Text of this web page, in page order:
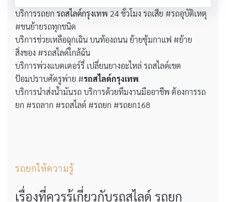
บริการรถยก รถสไลด์กรุงเทพ 24 ชั่วโมง รถเสีย #รถอุบัติเหตุ
#ขนย้ายรถทุกชนิด
บริการช่วยเหลือฉุกเฉิน บนท้องถนน ย้ายซุ้มกาแฟ #ย้าย
สิ่งของ #รถสไลด์ใกล้ฉัน
บริการพ่วงแบตเตอร์รี่ เปลี่ยนยางอะไหล่ รถสไลด์เขต
ป้อมปราบศัตรูพ่าย #รถสไลด์กรุงเทพ
บริการนำส่งน้ำมันรถ บริการด้วยทีมงานมืออาชีพ ต้องการรถ
ยก #รถลาก #รถสไลด์ #รถยก #รถยก168
รถยกให้ความรู้
เรื่องที่ควรรู้เกี่ยวกับรถสไลด์ รถยก